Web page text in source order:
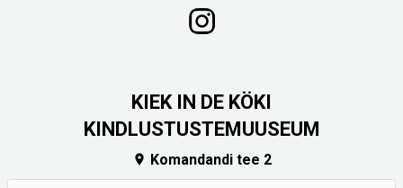
KIEK IN DE KÖKI
KINDLUSTUSTEMUUSEUM
 Komandandi tee 2